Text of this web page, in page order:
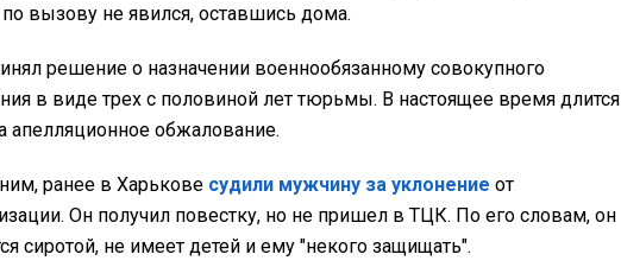
вызову не явился, оставшись дома.
решение о назначении военнообязанному совокупного
в виде трех с половиной лет тюрьмы. В настоящее время длится
апелляционное обжалование.
ранее в Харькове судили мужчину за уклонение от
Он получил повестку, но не пришел в ТЦК. По его словам, он
сиротой, не имеет детей и ему "некого защищать".